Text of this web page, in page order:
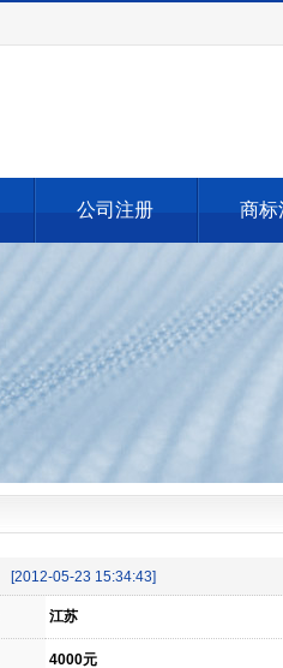
公司注册 商标
[2012-05-23 15:34:43]
江苏
4000元